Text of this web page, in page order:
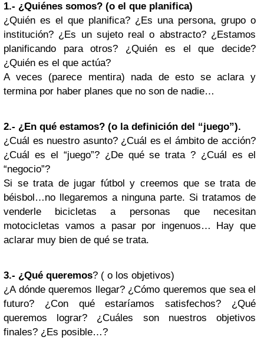
1.- ¿Quiénes somos? (o el que planifica)
¿Quién es el que planifica? ¿Es una persona, grupo o
institución? ¿Es un sujeto real o abstracto? ¿Estamos
planificando para otros? ¿Quién es el que decide?
¿Quién es el que actúa?
A veces (parece mentira) nada de esto se aclara y
termina por haber planes que no son de nadie…
2.- ¿En qué estamos? (o la definición del “juego”).
¿Cuál es nuestro asunto? ¿Cuál es el ámbito de acción?
¿Cuál es el “juego”? ¿De qué se trata ? ¿Cuál es el
“negocio”?
Si se trata de jugar fútbol y creemos que se trata de
béisbol…no llegaremos a ninguna parte. Si tratamos de
venderle bicicletas a personas que necesitan
motocicletas vamos a pasar por ingenuos… Hay que
aclarar muy bien de qué se trata.
3.- ¿Qué queremos? ( o los objetivos)
¿A dónde queremos llegar? ¿Cómo queremos que sea el
futuro? ¿Con qué estaríamos satisfechos? ¿Qué
queremos lograr? ¿Cuáles son nuestros objetivos
finales? ¿Es posible…?